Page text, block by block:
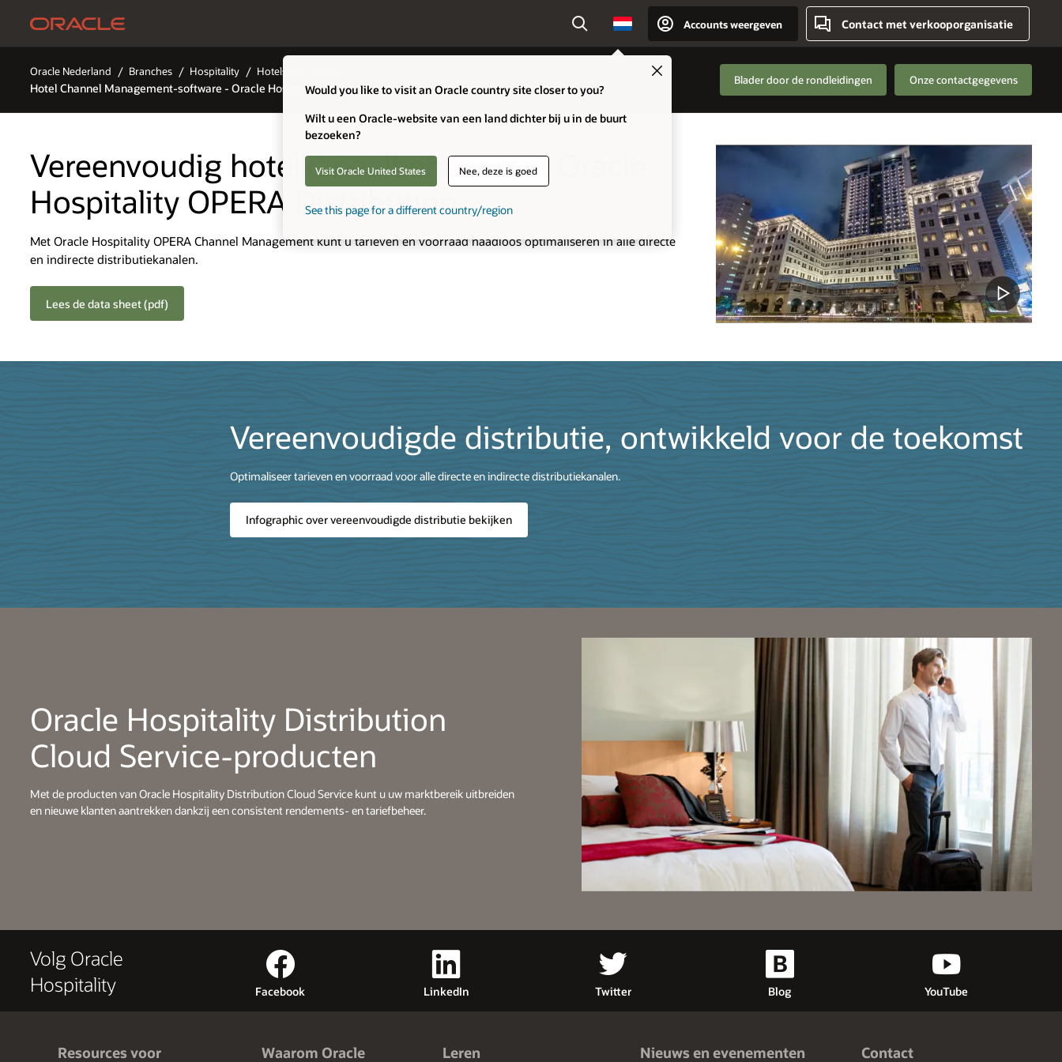
Country
Would you like to visit an Oracle country site closer to you?
Wilt u een Oracle-website van een land dichter bij u in de buurt
bezoeken?
Visit Oracle United States Nee, deze is goed
See this page for a different country/region
Accounts weergeven Contact met verkooporganisatie
Oracle Nederland Branches Hospitality Hotels and Resorts
Hotel Channel Management-software - Oracle Hospitality
Onze contactgegevens
Blader door de rondleidingen
Vereenvoudig hotelkanaalbeheer met Oracle
Hospitality OPERA Distribution
Met Oracle Hospitality OPERA Channel Management kunt u tarieven en voorraad naadloos optimaliseren in alle directe
en indirecte distributiekanalen.
Lees de data sheet (pdf)
Vereenvoudigde distributie, ontwikkeld voor de toekomst
Optimaliseer tarieven en voorraad voor alle directe en indirecte distributiekanalen.
Infographic over vereenvoudigde distributie bekijken
Oracle Hospitality Distribution
Cloud Service-producten
Met de producten van Oracle Hospitality Distribution Cloud Service kunt u uw marktbereik uitbreiden
en nieuwe klanten aantrekken dankzij een consistent rendements- en tariefbeheer.
Volg Oracle
Hospitality
Facebook LinkedIn Twitter Blog YouTube
Resources voor Waarom Oracle Leren Nieuws en evenementen Contact